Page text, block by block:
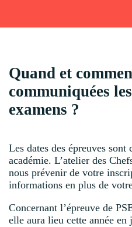
Quand et
communiquées
examens ?
Les dates des épreuves
académie. L’atelier des
nous prévenir de votre
informations en plus de
Concernant l’épreuve de
elle aura lieu cette année en